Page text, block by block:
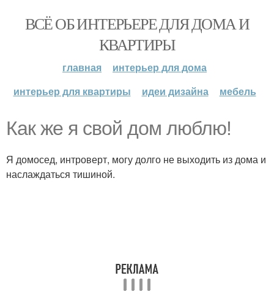
ВСЁ ОБ ИНТЕРЬЕРЕ ДЛЯ ДОМА И
КВАРТИРЫ
главная
интерьер для дома
интерьер для квартиры
идеи дизайна мебель
Как же я свой дом люблю!
Я домосед, интроверт, могу долго не выходить из дома и
наслаждаться тишиной.